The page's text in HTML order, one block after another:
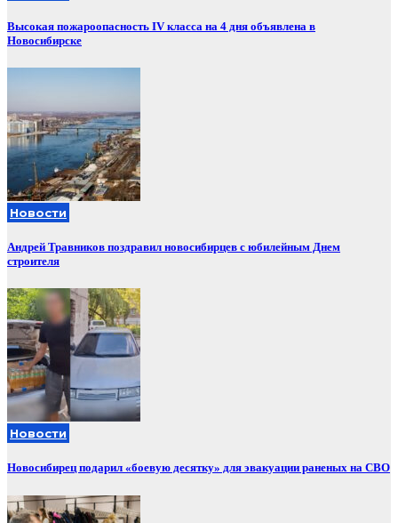
Высокая пожароопасность IV класса на 4 дня объявлена в
Новосибирске
Новости
Андрей Травников поздравил новосибирцев с юбилейным Днем
строителя
Новости
Новосибирец подарил «боевую десятку» для эвакуации раненых на СВО